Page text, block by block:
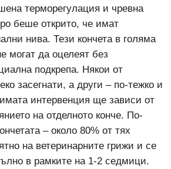
терморегулация и чревна
беше открито, че имат
нива. Тези кончета в голяма
могат да оцелеят без
подкрепа. Някои от
засегнати, а други – по-тежко и
интервенция ще зависи от
на отделното конче. По-
– около 80% от тях
на ветеринарните грижи и се
в рамките на 1-2 седмици.